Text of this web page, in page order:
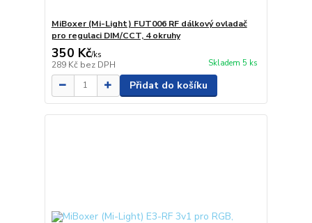
MiBoxer (Mi-Light) FUT006 RF dálkový ovladač
pro regulaci DIM/CCT, 4 okruhy
350 Kč/ks
289 Kč bez DPH Skladem 5 ks
Přidat do košíku